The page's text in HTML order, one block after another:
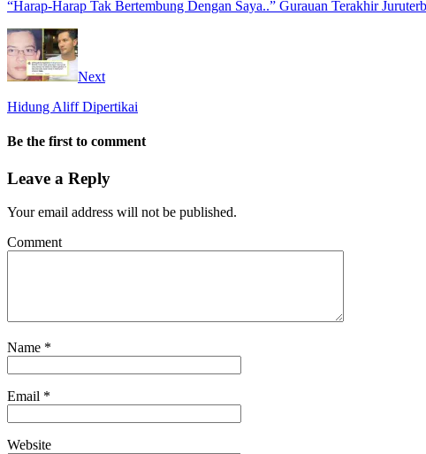
“Harap-Harap Tak Bertembung Dengan Saya..” Gurauan Terakhir
Next
Hidung Aliff Dipertikai
Be the first to comment
Leave a Reply
Your email address will not be published.
Comment
Name *
Email *
Website